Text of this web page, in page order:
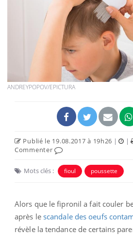
ANDREYPOPOV/EPICTURA
Publié le 19.08.2017 à 19h26 | |
Commenter
Mots clés : fioul poussette
Alors que le fipronil a fait couler
après le scandale des oeufs
révèle la tendance de certains